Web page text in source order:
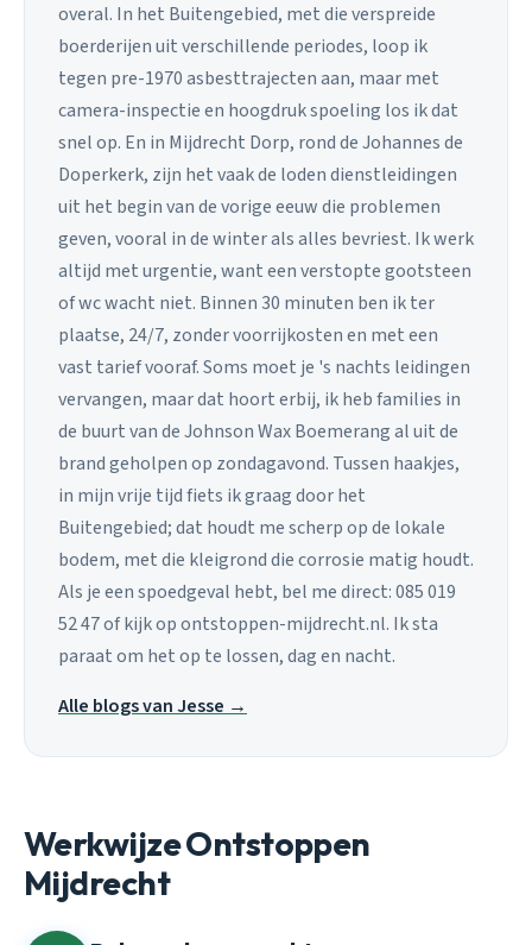
overal. In het Buitengebied, met die verspreide
boerderijen uit verschillende periodes, loop ik
tegen pre-1970 asbesttrajecten aan, maar met
camera-inspectie en hoogdruk spoeling los ik dat
snel op. En in Mijdrecht Dorp, rond de Johannes de
Doperkerk, zijn het vaak de loden dienstleidingen
uit het begin van de vorige eeuw die problemen
geven, vooral in de winter als alles bevriest. Ik werk
altijd met urgentie, want een verstopte gootsteen
of wc wacht niet. Binnen 30 minuten ben ik ter
plaatse, 24/7, zonder voorrijkosten en met een
vast tarief vooraf. Soms moet je 's nachts leidingen
vervangen, maar dat hoort erbij, ik heb families in
de buurt van de Johnson Wax Boemerang al uit de
brand geholpen op zondagavond. Tussen haakjes,
in mijn vrije tijd fiets ik graag door het
Buitengebied; dat houdt me scherp op de lokale
bodem, met die kleigrond die corrosie matig houdt.
Als je een spoedgeval hebt, bel me direct: 085 019
52 47 of kijk op ontstoppen-mijdrecht.nl. Ik sta
paraat om het op te lossen, dag en nacht.
Alle blogs van Jesse →
Werkwijze Ontstoppen
Mijdrecht